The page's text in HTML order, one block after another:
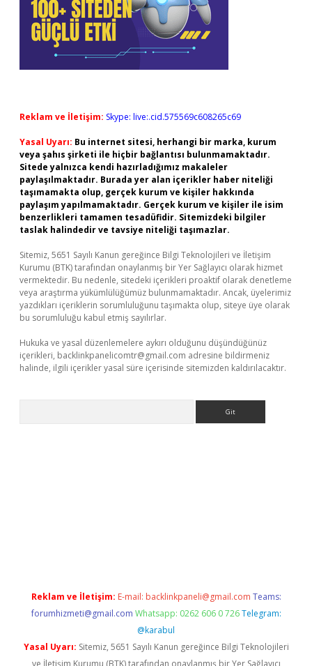
Reklam ve İletişim: Skype: live:.cid.575569c608265c69
Yasal Uyarı: Bu internet sitesi, herhangi bir marka, kurum
veya şahıs şirketi ile hiçbir bağlantısı bulunmamaktadır.
Sitede yalnızca kendi hazırladığımız makaleler
paylaşılmaktadır. Burada yer alan içerikler haber niteliği
taşımamakta olup, gerçek kurum ve kişiler hakkında
paylaşım yapılmamaktadır. Gerçek kurum ve kişiler ile isim
benzerlikleri tamamen tesadüfidir. Sitemizdeki bilgiler
taslak halindedir ve tavsiye niteliği taşımazlar.
Sitemiz, 5651 Sayılı Kanun gereğince Bilgi Teknolojileri ve İletişim
Kurumu (BTK) tarafından onaylanmış bir Yer Sağlayıcı olarak hizmet
vermektedir. Bu nedenle, sitedeki içerikleri proaktif olarak denetleme
veya araştırma yükümlülüğümüz bulunmamaktadır. Ancak, üyelerimiz
yazdıkları içeriklerin sorumluluğunu taşımakta olup, siteye üye olarak
bu sorumluluğu kabul etmiş sayılırlar.
Hukuka ve yasal düzenlemelere aykırı olduğunu düşündüğünüz
içerikleri, backlinkpanelicomtr@gmail.com adresine bildirmeniz
halinde, ilgili içerikler yasal süre içerisinde sitemizden kaldırılacaktır.
Reklam ve İletişim: E-mail: backlinkpaneli@gmail.com Teams:
forumhizmeti@gmail.com Whatsapp: 0262 606 0 726 Telegram:
@karabul
Yasal Uyarı: Sitemiz, 5651 Sayılı Kanun gereğince Bilgi Teknolojileri
ve İletişim Kurumu (BTK) tarafından onaylanmış bir Yer Sağlayıcı